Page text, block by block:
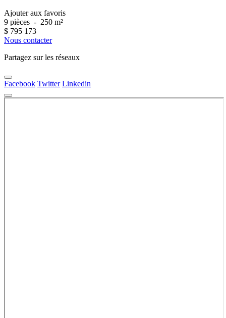
Ajouter aux favoris
9 pièces - 250 m²
$ 795 173
Nous contacter
Partagez sur les réseaux
Facebook Twitter Linkedin